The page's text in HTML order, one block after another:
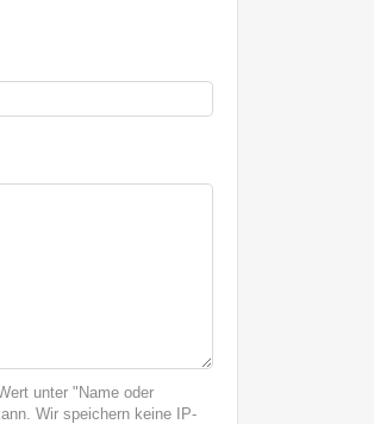
unter "Name oder
Wir speichern keine IP-